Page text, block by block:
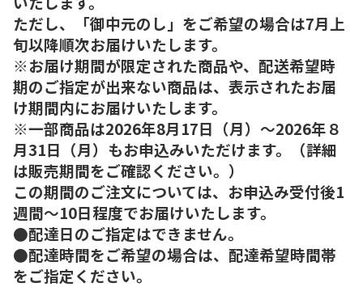
ただし、「御中元のし」をご希望の場合は7月上
旬以降順次お届けいたします。
※お届け期間が限定された商品や、配送希望時
期のご指定が出来ない商品は、表示されたお届
け期間内にお届けいたします。
※一部商品は2026年8月17日（月）～2026年８
月31日（月）もお申込みいただけます。（詳細
は販売期間をご確認ください。）
この期間のご注文については、お申込み受付後1
週間～10日程度でお届けいたします。
●配達日のご指定はできません。
●配達時間をご希望の場合は、配達希望時間帯
をご指定ください。